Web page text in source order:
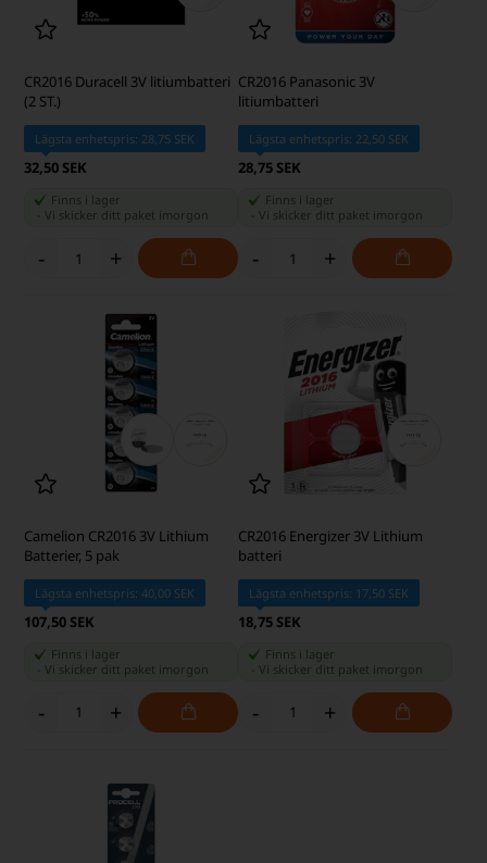
CR2016 Duracell 3V litiumbatteri
(2 ST.)
Lägsta enhetspris: 28,75 SEK
32,50 SEK
Finns i lager
-Vi skicker ditt paket imorgon
- +
CR2016 Panasonic 3V
litiumbatteri
Lägsta enhetspris: 22,50 SEK
28,75 SEK
Finns i lager
Vi skicker ditt paket imorgon
- +
Camelion CR2016 3V Lithium
Batterier, 5 pak
Lägsta enhetspris: 40,00 SEK
107,50 SEK
Finns i lager
-Vi skicker ditt paket imorgon
- +
CR2016 Energizer 3V Lithium
batteri
Lägsta enhetspris: 17,50 SEK
18,75 SEK
Finns i lager
Vi skicker ditt paket imorgon
- +